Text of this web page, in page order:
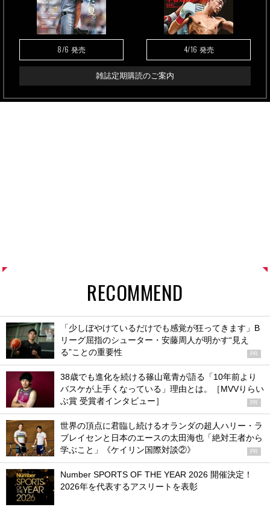
8/6 発売 4/16 発売
雑誌定期購読のご案内
RECOMMEND
「少しぼやけているだけでも感覚が狂ってきます」B
リーグ屈指のシューター・安藤周人が明かす“見え
る”ことの重要性
PR
38歳でも進化を続ける篠山竜青が語る「10年前より
バスケが上手くなっている」理由とは。［MVVりらい
ぶ賞 受賞者インタビュー］
PR
世界の頂点に君臨し続けるオランダの超人ハリー・ラ
ブレイセンと日本のエースの太田海也「絶対王者から
学ぶこと」《ケイリン国際対談②》
PR
Number SPORTS OF THE YEAR 2026 開催決定！
2026年を代表するアスリートを表彰